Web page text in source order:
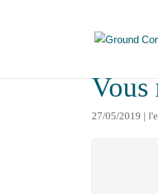
Vous
27/05/2019 |